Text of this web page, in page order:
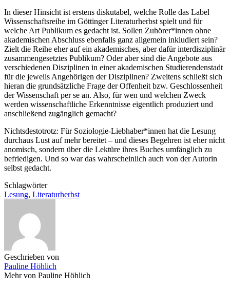
In dieser Hinsicht ist erstens diskutabel, welche Rolle das Label
Wissenschaftsreihe im Göttinger Literaturherbst spielt und für
welche Art Publikum es gedacht ist. Sollen Zuhörer*innen ohne
akademischen Abschluss ebenfalls ganz allgemein inkludiert sein?
Zielt die Reihe eher auf ein akademisches, aber dafür interdisziplinär
zusammengesetztes Publikum? Oder aber sind die Angebote aus
verschiedenen Disziplinen in einer akademischen Studierendenstadt
für die jeweils Angehörigen der Disziplinen? Zweitens schließt sich
hieran die grundsätzliche Frage der Offenheit bzw. Geschlossenheit
der Wissenschaft per se an. Also, für wen und welchen Zweck
werden wissenschaftliche Erkenntnisse eigentlich produziert und
anschließend zugänglich gemacht?
Nichtsdestotrotz: Für Soziologie-Liebhaber*innen hat die Lesung
durchaus Lust auf mehr bereitet – und dieses Begehren ist eher nicht
anomisch, sondern über die Lektüre ihres Buches umfänglich zu
befriedigen. Und so war das wahrscheinlich auch von der Autorin
selbst gedacht.
Schlagwörter
Lesung, Literaturherbst
Geschrieben von
Pauline Höhlich
Mehr von Pauline Höhlich